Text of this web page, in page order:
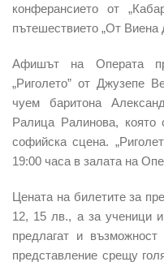
конферансието от
пътешествието „От Виена
Афишът на Операта
„Риголето” от Джузепе
чуем баритона
Ралица Ралинова,
софийска сцена.
19:00 часа в залата на
Цената на билетите за
12, 15 лв., а за ученици
предлагат и
представление срещу